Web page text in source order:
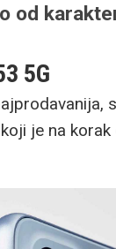
od
5G
je na korak